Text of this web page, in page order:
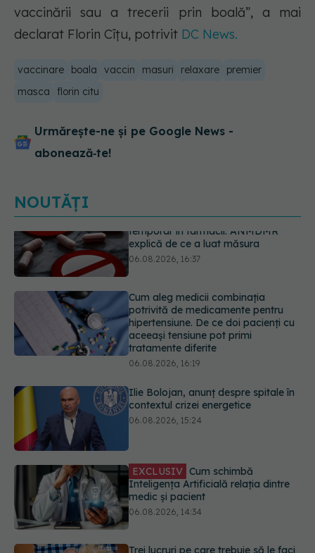
vaccinării sau a trecerii prin boală”, a mai
declarat Florin Cîțu, potrivit DC News.
vaccinare boala vaccin masuri relaxare
premier
masca
florin citu
Urmărește-ne și pe Google News -
abonează‑te!
NOUTĂȚI
Cum aleg medicii combinația
potrivită de medicamente pentru
tratamente diferite
06.08.2026, 16:19
Ilie Bolojan, anunț despre spitale în
contextul crizei energetice
EXCLUSIV Cum schimbă
06.08.2026, 14:34
Trei lucruri pe care trebuie să le faci
după 45 de ani ca să întârzii
06.08.2026, 13:03